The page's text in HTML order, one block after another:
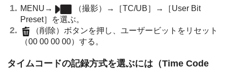
MENU → （撮影）→ ［TC/UB］ →
［User Bit
Preset］
を選ぶ。
（削除）ボタンを押し、ユーザービットをリセット
（00 00 00 00）する。
タイムコードの記録方式を選ぶには（Time Code